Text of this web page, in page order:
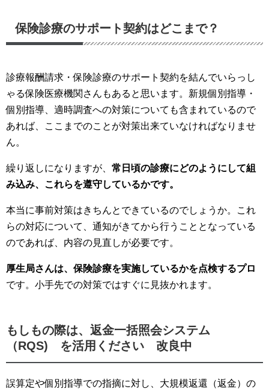
保険診療のサポート契約はどこまで？
診療報酬請求・保険診療のサポート契約を結んでいらっし
ゃる保険医療機関さんもあると思います。新規個別指導・
個別指導、適時調査への対策についても含まれているので
あれば、ここまでのことが対策出来ていなければなりませ
ん。
繰り返しになりますが、 常日頃の診療にどのようにして組
み込み、これらを遵守しているかです。
本当に事前対策はきちんとできているのでしょうか。これ
らの対応について、通知がきてから行うこととなっている
のであれば、内容の見直しが必要です。
厚生局さんは、保険診療を実施しているかを点検するプロ
です。小手先での対策ではすぐに見抜かれます。
もしもの際は、返金一括照会システム
（RQS) を活用ください 改良中
誤算定や個別指導での指摘に対し、大規模返還（返金）の